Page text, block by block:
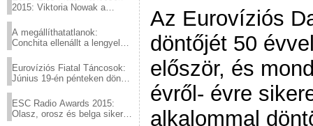
2015: Viktoria Nowak a
A megállíthatatlanok:
Conchita ellenállt a lengyel
Eurovíziós Fiatal Táncosok:
Június 19-én pénteken döntő
ESC Radio Awards 2015:
Olasz, orosz és belga siker,
Az Eurovíziós
döntőjét 50
először, és
évről- évre
alkalommal